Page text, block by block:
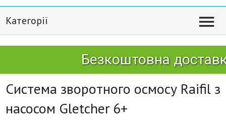
Категорії 
Безкоштовна
Система зворотного осмосу Raifil з
насосом Gletcher 6+